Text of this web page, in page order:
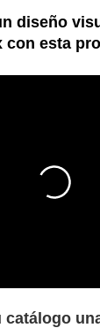
diseño
con esta
catálogo